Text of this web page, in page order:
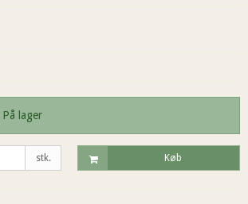
På lager
stk. Køb